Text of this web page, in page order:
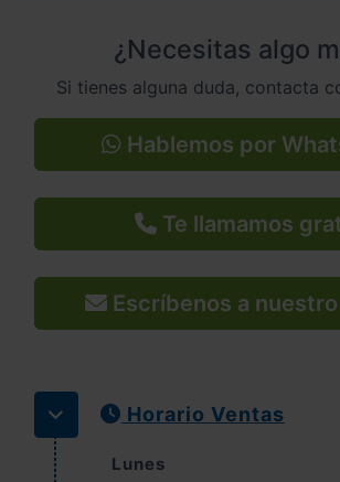
Horario Ventas
Lunes
¿Necesitas algo
Si tienes alguna duda, contacta
Hablemos por
Te llamamos
Escríbenos a